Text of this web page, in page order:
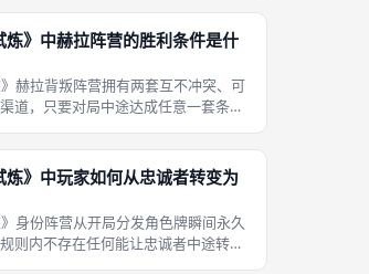
图，纯文字分段杂乱，新手独自研读
结算、勇
炼》中赫拉阵营的胜利条件是什
》赫拉背叛阵营拥有两套互不冲突、可
道，只要对局中途达成任意一套条
黄色试炼惩罚卡触发，因此背叛者核
旅程卡结算，
炼》中玩家如何从忠诚者转变为
身份阵营从开局分发角色牌瞬间永久
则内不存在任何能让忠诚者中途转为